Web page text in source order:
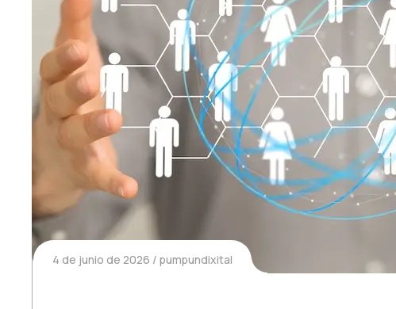
4 de junio de 2026 pumpundixital